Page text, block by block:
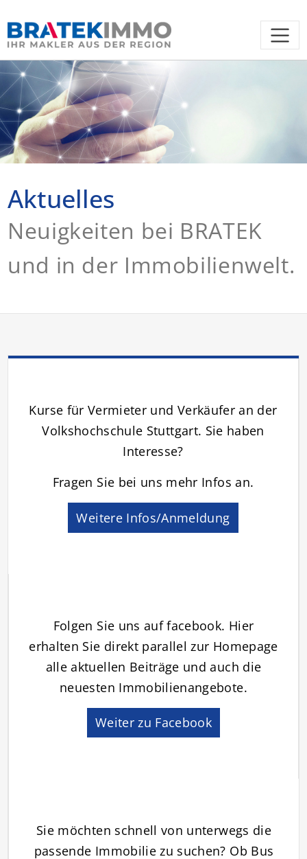
Aktuelles
Neuigkeiten bei BRATEK
und in der Immobilienwelt.
Kurse für Vermieter und Verkäufer an der
Volkshochschule Stuttgart. Sie haben
Interesse?
Fragen Sie bei uns mehr Infos an.
Weitere Infos/Anmeldung
Folgen Sie uns auf facebook. Hier
erhalten Sie direkt parallel zur Homepage
alle aktuellen Beiträge und auch die
neuesten Immobilienangebote.
Weiter zu Facebook
Sie möchten schnell von unterwegs die
passende Immobilie zu suchen? Ob Bus